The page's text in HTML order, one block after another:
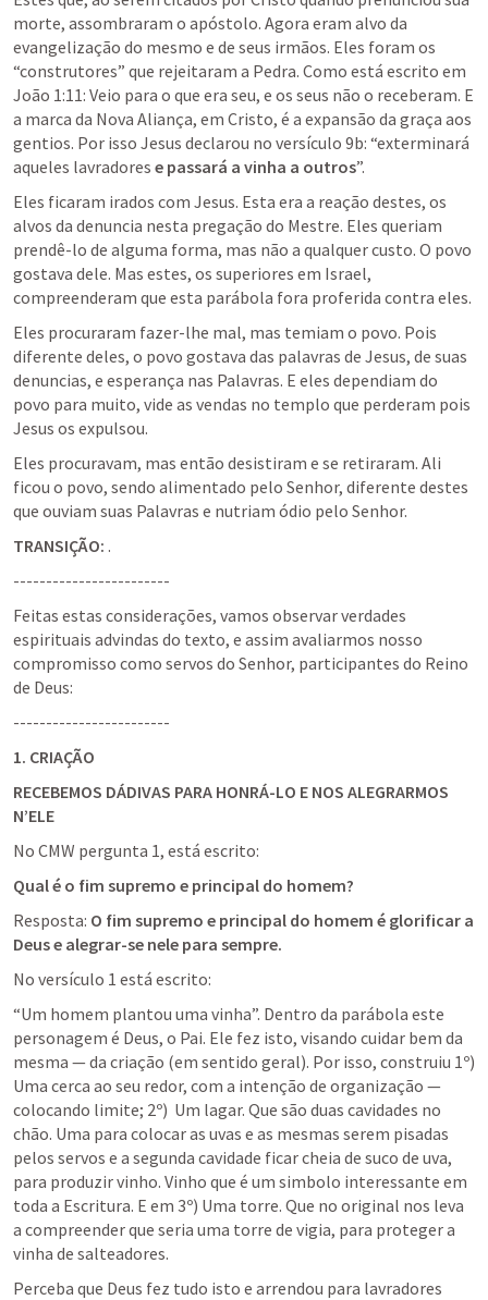
morte, assombraram o apóstolo. Agora eram alvo da
evangelização do mesmo e de seus irmãos. Eles foram os
João 1:11: Veio para o que era seu, e os seus não o receberam. E
a marca da Nova Aliança, em Cristo, é a expansão da graça aos
gentios. Por isso Jesus declarou no versículo 9b: “exterminará
aqueles lavradores e passará a vinha a outros”.
Eles ficaram irados com Jesus. Esta era a reação destes, os
alvos da denuncia nesta pregação do Mestre. Eles queriam
prendê-lo de alguma forma, mas não a qualquer custo. O povo
gostava dele. Mas estes, os superiores em Israel,
compreenderam que esta parábola fora proferida contra eles.
Eles procuraram fazer-lhe mal, mas temiam o povo. Pois
diferente deles, o povo gostava das palavras de Jesus, de suas
denuncias, e esperança nas Palavras. E eles dependiam do
povo para muito, vide as vendas no templo que perderam pois
Jesus os expulsou.
Eles procuravam, mas então desistiram e se retiraram. Ali
ficou o povo, sendo alimentado pelo Senhor, diferente destes
que ouviam suas Palavras e nutriam ódio pelo Senhor.
TRANSIÇÃO: .
------------------------
Feitas estas considerações, vamos observar verdades
espirituais advindas do texto, e assim avaliarmos nosso
compromisso como servos do Senhor, participantes do Reino
de Deus:
------------------------
1. CRIAÇÃO
RECEBEMOS DÁDIVAS PARA HONRÁ-LO E NOS ALEGRARMOS
N’ELE
No CMW pergunta 1, está escrito:
Qual é o fim supremo e principal do homem?
Resposta: O fim supremo e principal do homem é glorificar a
Deus e alegrar-se nele para sempre.
No versículo 1 está escrito:
“Um homem plantou uma vinha”. Dentro da parábola este
personagem é Deus, o Pai. Ele fez isto, visando cuidar bem da
mesma — da criação (em sentido geral). Por isso, construiu 1º)
Uma cerca ao seu redor, com a intenção de organização —
colocando limite; 2º)  Um lagar. Que são duas cavidades no
chão. Uma para colocar as uvas e as mesmas serem pisadas
pelos servos e a segunda cavidade ficar cheia de suco de uva,
para produzir vinho. Vinho que é um simbolo interessante em
toda a Escritura. E em 3º) Uma torre. Que no original nos leva
a compreender que seria uma torre de vigia, para proteger a
vinha de salteadores.
Perceba que Deus fez tudo isto e arrendou para lavradores